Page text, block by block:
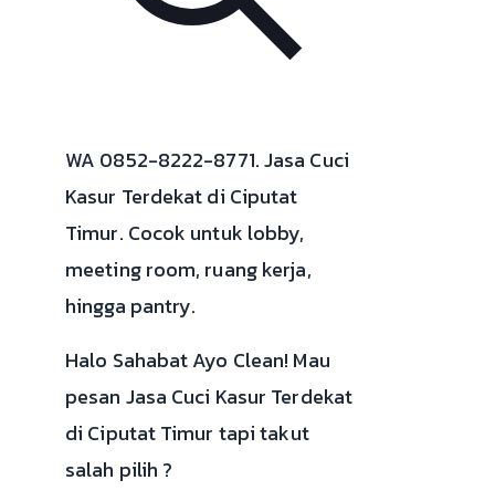
WA 0852-8222-8771. Jasa Cuci
Kasur Terdekat di Ciputat
Timur. Cocok untuk lobby,
meeting room, ruang kerja,
hingga pantry.
Halo Sahabat Ayo Clean! Mau
pesan Jasa Cuci Kasur Terdekat
di Ciputat Timur tapi takut
salah pilih ?